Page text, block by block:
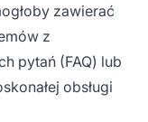
zawierać
z
pytań (FAQ) lub
obsługi